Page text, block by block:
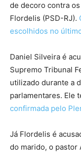
de decoro contra
Flordelis (PSD-RJ).
escolhidos no
Daniel Silveira é
Supremo Tribunal
utilizado durante a
parlamentares. Ele
confirmada pelo
Já Flordelis é
do marido, o pastor